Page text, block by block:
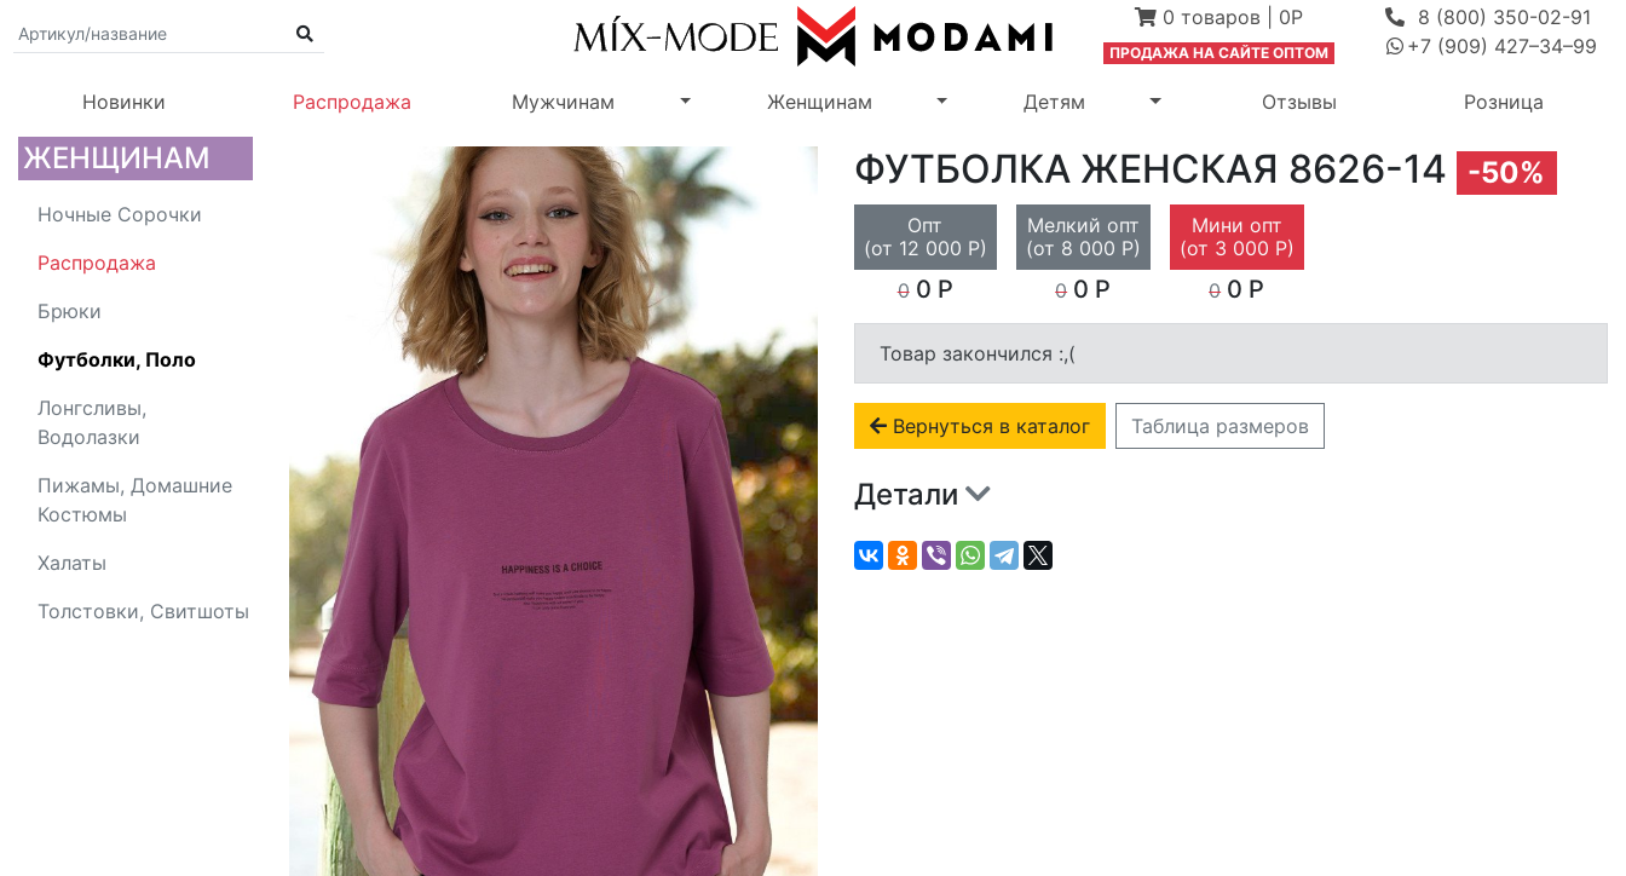
0 товаров 0Р
ПРОДАЖА НА САЙТЕ ОПТОМ
8 (800) 350-02-91
+7 (909) 427–34–99
Новинки Распродажа Мужчинам Переключить выпадающее меню
Женщинам Переключить выпадающее меню
Детям Переключить выпадающее меню
Отзывы Розница
ЖЕНЩИНАМ
Ночные Сорочки
Распродажа
Брюки
Футболки, Поло
Лонгсливы,
Водолазки
Пижамы, Домашние
Костюмы
Халаты
Толстовки, Свитшоты
ФУТБОЛКА ЖЕНСКАЯ 8626-14 -50%
Опт
(от 12 000 Р)
00 Р
Мелкий опт
(от 8 000 Р)
00 Р
Мини опт
(от 3 000 Р)
00 Р
Товар закончился :,(
Вернуться в каталог Таблица размеров
Детали